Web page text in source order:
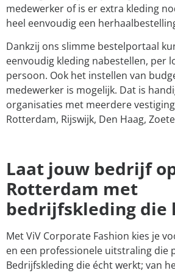
medewerker of is er extra kleding
heel eenvoudig een
Dankzij ons slimme bestelportaal
eenvoudig kleding nabestellen, per
persoon. Ook het instellen van
medewerker is mogelijk. Dat is
organisaties met meerdere
Rotterdam, Rijswijk, Den Haag,
Laat jouw bedrijf
Rotterdam met
bedrijfskleding die
Met ViV Corporate Fashion kies je
en een professionele uitstraling die
Bedrijfskleding die écht werkt; van